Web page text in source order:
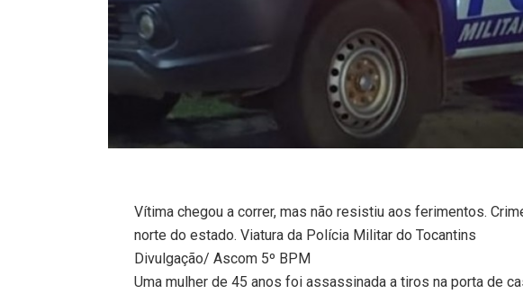
Vítima chegou a correr, mas não resistiu aos ferimentos.
norte do estado. Viatura da Polícia Militar do Tocantins
Divulgação/ Ascom 5º BPM
Uma mulher de 45 anos foi assassinada a tiros na porta de